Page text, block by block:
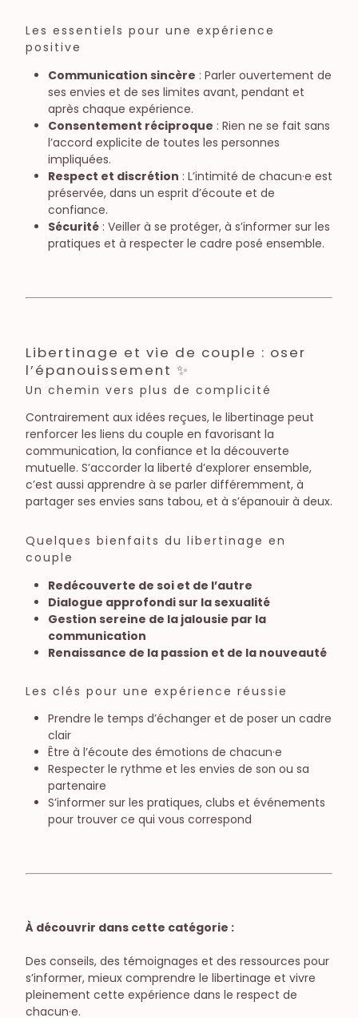
Les essentiels pour une expérience
positive
Communication sincère : Parler ouvertement de
ses envies et de ses limites avant, pendant et
après chaque expérience.
Consentement réciproque : Rien ne se fait sans
l’accord explicite de toutes les personnes
impliquées.
Respect et discrétion : L’intimité de chacun·e est
préservée, dans un esprit d’écoute et de
confiance.
Sécurité : Veiller à se protéger, à s’informer sur les
pratiques et à respecter le cadre posé ensemble.
Libertinage et vie de couple : oser
l’épanouissement ✨
Un chemin vers plus de complicité
Contrairement aux idées reçues, le libertinage peut
renforcer les liens du couple en favorisant la
communication, la confiance et la découverte
mutuelle. S’accorder la liberté d’explorer ensemble,
c’est aussi apprendre à se parler différemment, à
partager ses envies sans tabou, et à s’épanouir à deux.
Quelques bienfaits du libertinage en
couple
Redécouverte de soi et de l’autre
Dialogue approfondi sur la sexualité
Gestion sereine de la jalousie par la
communication
Renaissance de la passion et de la nouveauté
Les clés pour une expérience réussie
Prendre le temps d’échanger et de poser un cadre
clair
Être à l’écoute des émotions de chacun·e
Respecter le rythme et les envies de son ou sa
partenaire
S’informer sur les pratiques, clubs et événements
pour trouver ce qui vous correspond
À découvrir dans cette catégorie :
Des conseils, des témoignages et des ressources pour
s’informer, mieux comprendre le libertinage et vivre
pleinement cette expérience dans le respect de
chacun·e.